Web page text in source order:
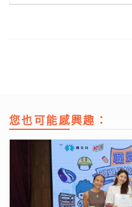
您也可能感興趣：